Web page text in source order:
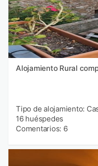
Alojamiento Rural
Tipo de alojamiento:
16 huéspedes
Comentarios: 6